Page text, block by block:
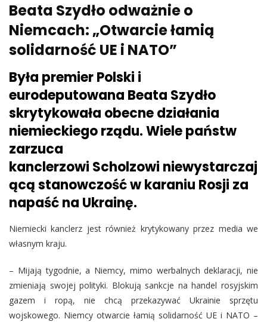
Beata Szydło odważnie o
Niemcach: „Otwarcie łamią
solidarność UE i NATO”
Była premier Polski i
eurodeputowana Beata Szydło
skrytykowała obecne działania
niemieckiego rządu. Wiele państw
zarzuca
kanclerzowi Scholzowi niewystarczaj
ącą stanowczość w karaniu Rosji za
napaść na Ukrainę.
Niemiecki kanclerz jest również krytykowany przez media we
własnym kraju.
– Mijają tygodnie, a Niemcy, mimo werbalnych deklaracji, nie
zmieniają swojej polityki. Blokują sankcje na handel rosyjskim
gazem i ropą, nie chcą przekazywać Ukrainie sprzętu
wojskowego. Niemcy otwarcie łamią solidarność UE i NATO –